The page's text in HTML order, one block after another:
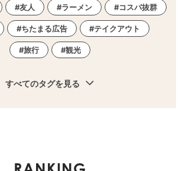
友人 ラーメン コスパ抜群
ちたまる広告 テイクアウト
旅行 観光
すべてのタグを見る